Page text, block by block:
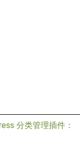
分类管理插件：